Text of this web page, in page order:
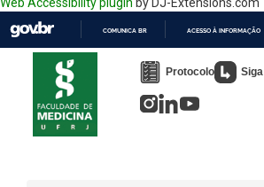
Web Accessibility plugin by DJ-Extensions.com
PARA
COMUNICA BR ACESSO À INFORMAÇÃO
Protocolo Siga